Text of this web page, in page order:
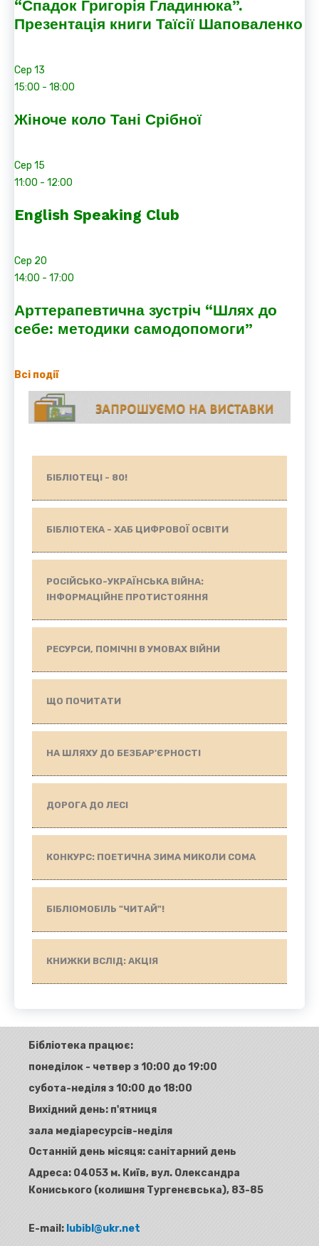
“Спадок Григорія Гладинюка”.
Презентація книги Таїсії Шаповаленко
Сер 13
15:00 - 18:00
Жіноче коло Тані Срібної
Сер 15
11:00 - 12:00
English Speaking Club
Сер 20
14:00 - 17:00
Арттерапевтична зустріч “Шлях до
себе: методики самодопомоги”
Всі події
БІБЛІОТЕЦІ - 80!
БІБЛІОТЕКА - ХАБ ЦИФРОВОЇ ОСВІТИ
РОСІЙСЬКО-УКРАЇНСЬКА ВІЙНА:
ІНФОРМАЦІЙНЕ ПРОТИСТОЯННЯ
РЕСУРСИ, ПОМІЧНІ В УМОВАХ ВІЙНИ
ЩО ПОЧИТАТИ
НА ШЛЯХУ ДО БЕЗБАР'ЄРНОСТІ
ДОРОГА ДО ЛЕСІ
КОНКУРС: ПОЕТИЧНА ЗИМА МИКОЛИ СОМА
БІБЛІОМОБІЛЬ "ЧИТАЙ"!
КНИЖКИ ВСЛІД: АКЦІЯ
Бібліотека працює:
понеділок - четвер з 10:00 до 19:00
субота-неділя з 10:00 до 18:00
Вихідний день: п'ятниця
зала медіаресурсів-неділя
Останній день місяця: санітарний день
Адреса: 04053 м. Київ, вул. Олександра
Кониського (колишня Тургенєвська), 83-85
E-mail: lubibl@ukr.net